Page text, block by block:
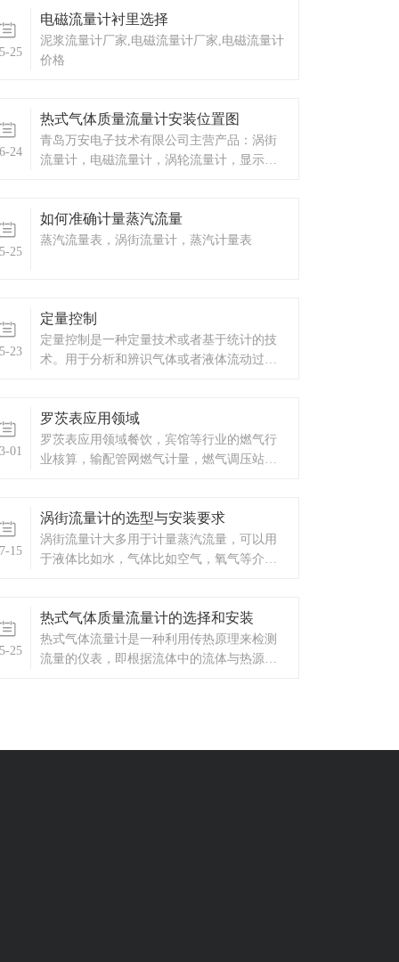
中夹带气泡或大颗粒7)、管道有泄漏8)、管道
有强烈运动9)、工艺生产出现液体波
25
电磁流量计衬里选择
泥浆流量计厂家,电磁流量计厂家,电磁流量计
价格
24
热式气体质量流量计安装位置图
青岛万安电子技术有限公司主营产品：涡街
流量计，电磁流量计，涡轮流量计，显示仪
化项目。欢迎来电咨询。热线电话：0532-
67731362 /0532-6773136
25
如何准确计量蒸汽流量
蒸汽流量表，涡街流量计，蒸汽计量表
23
定量控制
定量控制是一种定量技术或者基于统计的技
术。用于分析和辨识气体或者液体流动过程
应时间、吞吐量等指标的变化。定量控制系
统不仅可以计量瞬时流量和累积总量，配合
流量定量控制系统使用还可以自动进行酒精
泵自动关闭。青岛万安HY系列流量定量控制
仪与流量传感器及控制流量通断的执行机构
（一般是电磁通断阀）一起，组成完整的流
01
罗茨表应用领域
罗茨表应用领域餐饮，宾馆等行业的燃气行
业核算，输配管网燃气计量，燃气调压站计
气体标准流量计量。
15
涡街流量计的选型与安装要求
涡街流量计大多用于计量蒸汽流量，可以用
于液体比如水，气体比如空气，氧气等介质
量、环境保护工程、交通运输等。
25
热式气体质量流量计的选择和安装
热式气体流量计是一种利用传热原理来检测
流量的仪表，即根据流体中的流体与热源